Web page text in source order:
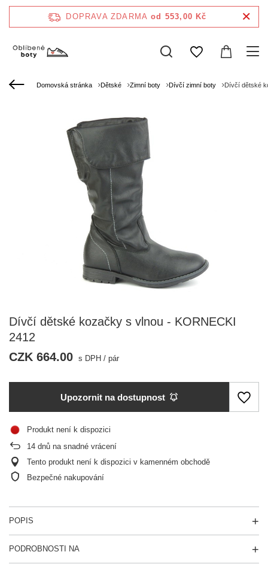
DOPRAVA ZDARMA od 553,00 Kč
Domovská stránka Dětské Zimní boty Dívčí zimní boty Dívčí dětské
Dívčí dětské kozačky s vlnou - KORNECKI
2412
CZK 664.00 s DPH / pár
Upozornit na dostupnost
Produkt není k dispozici
14 dnů na snadné vrácení
Tento produkt není k dispozici v kamenném obchodě
Bezpečné nakupování
POPIS
PODROBNOSTI NA